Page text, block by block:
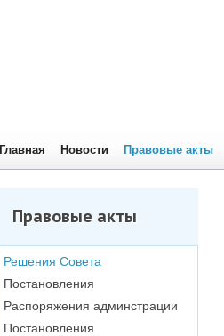
Главная Новости Правовые акты
Правовые акты
Решения Совета
Постановления
Распоряжения админстрации
Постановления